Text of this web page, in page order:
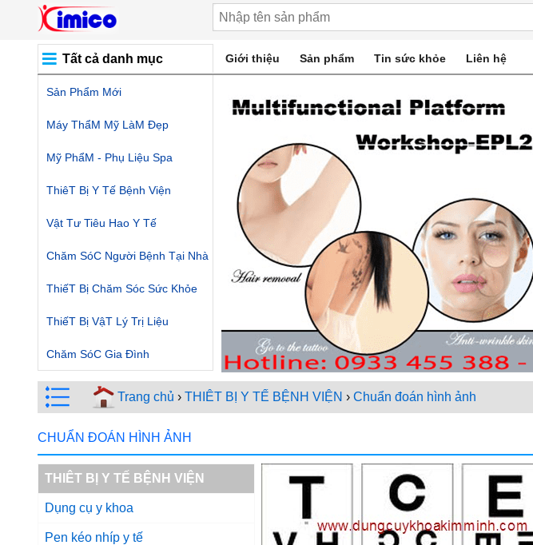
Tất cả danh mục Giới thiệu Sản phẩm Tin sức khỏe Liên hệ
Sản Phẩm Mới
Máy ThẩM Mỹ LàM Đẹp
Mỹ PhẩM - Phụ Liệu Spa
ThiêT Bị Y Tế Bệnh Viện
Vật Tư Tiêu Hao Y Tế
Chăm SóC Người Bệnh Tại Nhà
ThiếT Bị Chăm Sóc Sức Khỏe
ThiếT Bị VậT Lý Trị Liệu
Chăm SóC Gia Đình
Trang chủ › THIÊT BỊ Y TẾ BỆNH VIỆN › Chuẩn đoán hình ảnh
CHUẨN ĐOÁN HÌNH ẢNH
THIÊT BỊ Y TẾ BỆNH VIỆN
Dụng cụ y khoa
Pen kéo nhíp y tế